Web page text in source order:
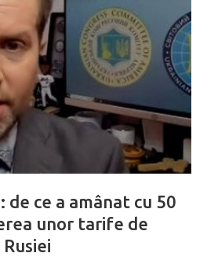
ce a amânat cu 50
unor tarife de